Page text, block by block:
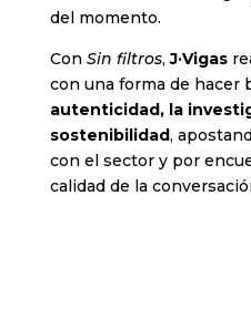
del momento.
Con Sin filtros,J·Vigas
con una forma de hacer
autenticidad, la
sostenibilidad,
con el sector y por
calidad de la